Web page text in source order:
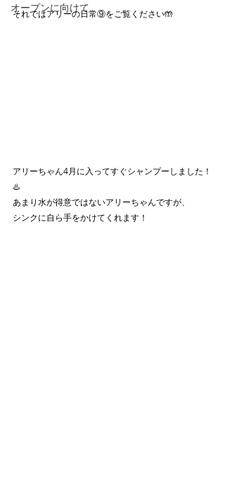
オープンに向けて
それではアリーの日常⑨をご覧ください🤲
アリーちゃん4月に入ってすぐシャンプーしました！
♨️
あまり水が得意ではないアリーちゃんですが、
シンクに自ら手をかけてくれます！